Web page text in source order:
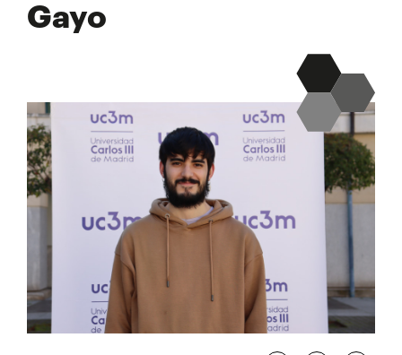
Gayo